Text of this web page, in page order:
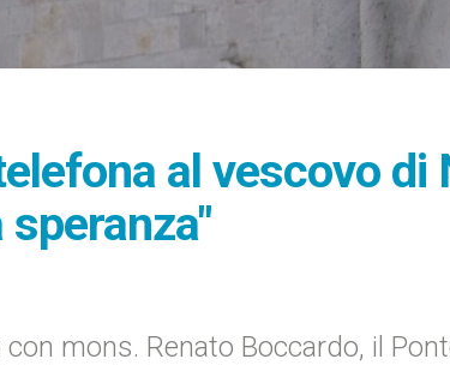
al vescovo di
speranza"
mons. Renato Boccardo, il